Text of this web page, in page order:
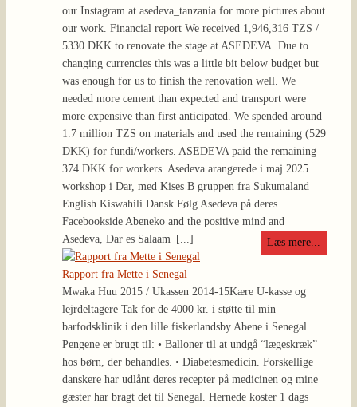
our Instagram at asedeva_tanzania for more pictures about
our work. Financial report We received 1,946,316 TZS /
5330 DKK to renovate the stage at ASEDEVA. Due to
changing currencies this was a little bit below budget but
was enough for us to finish the renovation well. We
needed more cement than expected and transport were
more expensive than first anticipated. We spended around
1.7 million TZS on materials and used the remaining (529
DKK) for fundi/workers. ASEDEVA paid the remaining
374 DKK for workers. Asedeva arangerede i maj 2025
workshop i Dar, med Kises B gruppen fra Sukumaland
English Kiswahili Dansk Følg Asedeva på deres
Facebookside Abeneko and the positive mind and
Asedeva, Dar es Salaam
[...] Læs mere...
Rapport fra Mette i Senegal
Mwaka Huu 2015 / Ukassen 2014-15Kære U-kasse og
lejrdeltagere Tak for de 4000 kr. i støtte til min
barfodsklinik i den lille fiskerlandsby Abene i Senegal.
Pengene er brugt til: • Balloner til at undgå “lægeskræk”
hos børn, der behandles. • Diabetesmedicin. Forskellige
danskere har udlånt deres recepter på medicinen og mine
gæster har bragt det til Senegal. Hernede koster 1 dags